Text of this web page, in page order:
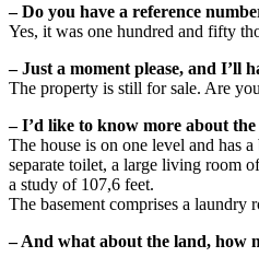
– Do you have a reference
Yes, it was one hundred and fifty
– Just a moment please, and I’ll
The property is still for sale. Are
– I’d like to know more about
The house is on one level and has
separate toilet, a large living room
a study of 107,6 feet.
The basement comprises a laundry
– And what about the land, how